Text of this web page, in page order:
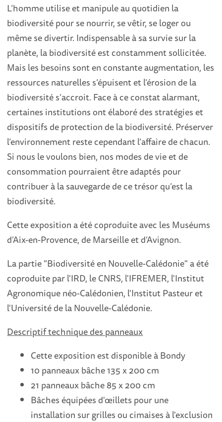
L’homme utilise et manipule au quotidien la
biodiversité pour se nourrir, se vêtir, se loger ou
même se divertir. Indispensable à sa survie sur la
planète, la biodiversité est constamment sollicitée.
Mais les besoins sont en constante augmentation, les
ressources naturelles s’épuisent et l’érosion de la
biodiversité s’accroit. Face à ce constat alarmant,
certaines institutions ont élaboré des stratégies et
dispositifs de protection de la biodiversité. Préserver
l’environnement reste cependant l’affaire de chacun.
Si nous le voulons bien, nos modes de vie et de
consommation pourraient être adaptés pour
contribuer à la sauvegarde de ce trésor qu’est la
biodiversité.
Cette exposition a été coproduite avec les Muséums
d’Aix-en-Provence, de Marseille et d’Avignon.
La partie "Biodiversité en Nouvelle-Calédonie" a été
coproduite par l'IRD, le CNRS, l'IFREMER, l'Institut
Agronomique néo-Calédonien, l'Institut Pasteur et
l'Université de la Nouvelle-Calédonie.
Descriptif technique des panneaux
Cette exposition est disponible à Bondy
10 panneaux bâche 135 x 200 cm
21 panneaux bâche 85 x 200 cm
Bâches équipées d'œillets pour une
installation sur grilles ou cimaises à l'exclusion